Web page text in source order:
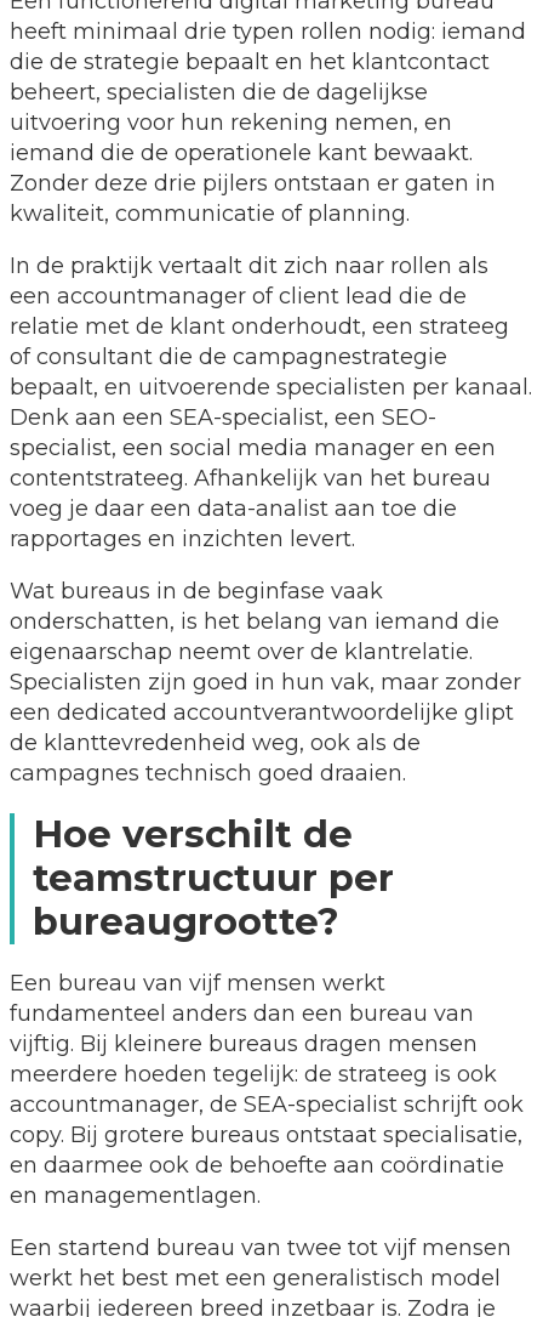
heeft minimaal drie typen rollen nodig: iemand
die de strategie bepaalt en het klantcontact
beheert, specialisten die de dagelijkse
uitvoering voor hun rekening nemen, en
iemand die de operationele kant bewaakt.
Zonder deze drie pijlers ontstaan er gaten in
kwaliteit, communicatie of planning.
In de praktijk vertaalt dit zich naar rollen als
een accountmanager of client lead die de
relatie met de klant onderhoudt, een strateeg
of consultant die de campagnestrategie
bepaalt, en uitvoerende specialisten per kanaal.
Denk aan een SEA-specialist, een SEO-
specialist, een social media manager en een
contentstrateeg. Afhankelijk van het bureau
voeg je daar een data-analist aan toe die
rapportages en inzichten levert.
Wat bureaus in de beginfase vaak
onderschatten, is het belang van iemand die
eigenaarschap neemt over de klantrelatie.
Specialisten zijn goed in hun vak, maar zonder
een dedicated accountverantwoordelijke glipt
de klanttevredenheid weg, ook als de
campagnes technisch goed draaien.
Hoe verschilt de
teamstructuur per
bureaugrootte?
Een bureau van vijf mensen werkt
fundamenteel anders dan een bureau van
vijftig. Bij kleinere bureaus dragen mensen
meerdere hoeden tegelijk: de strateeg is ook
accountmanager, de SEA-specialist schrijft ook
copy. Bij grotere bureaus ontstaat specialisatie,
en daarmee ook de behoefte aan coördinatie
en managementlagen.
Een startend bureau van twee tot vijf mensen
werkt het best met een generalistisch model
waarbij iedereen breed inzetbaar is. Zodra je